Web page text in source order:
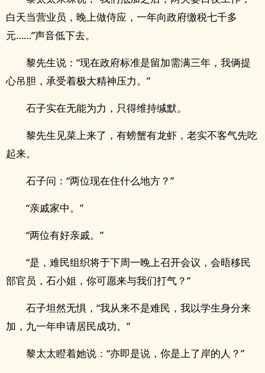
白天当营业员，晚上做侍应，一年向政府缴税七千多
元……”声音低下去。
黎先生说：“现在政府标准是留加需满三年，我俩提
心吊胆，承受着极大精神压力。”
石子实在无能为力，只得维持缄默。
黎先生见菜上来了，有螃蟹有龙虾，老实不客气先吃
起来。
石子问：“两位现在住什么地方？”
“亲戚家中。”
“两位有好亲戚。”
“是，难民组织将于下周一晚上召开会议，会晤移民
部官员，石小姐，你可愿来与我们打气？”
石子坦然无惧，“我从来不是难民，我以学生身分来
加，九一年申请居民成功。”
黎太太瞪着她说：“亦即是说，你是上了岸的人？”